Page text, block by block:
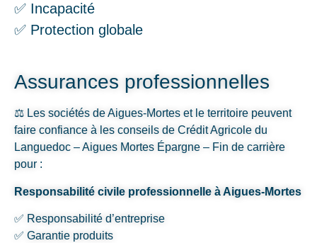
✅ Incapacité
✅ Protection globale
Assurances professionnelles
⚖️ Les sociétés de Aigues-Mortes et le territoire peuvent
faire confiance à les conseils de Crédit Agricole du
Languedoc – Aigues Mortes Épargne – Fin de carrière
pour :
Responsabilité civile professionnelle à Aigues-Mortes
✅ Responsabilité d’entreprise
✅ Garantie produits